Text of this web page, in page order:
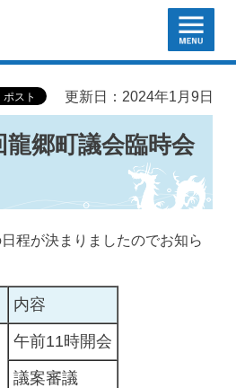
MENU
更新日：2024年1月9日
龍郷町議会臨時会
程が決まりましたのでお知ら
内容
午前11時開会
議案審議